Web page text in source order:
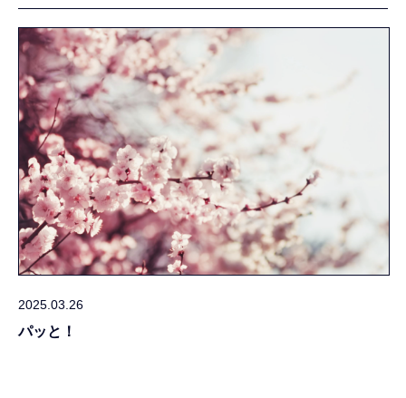
2025.03.26
パッと！